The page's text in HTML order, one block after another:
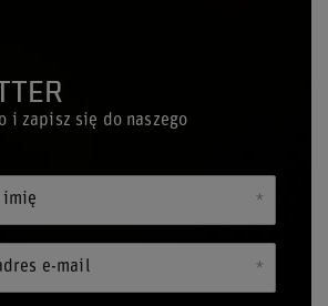
i zapisz się do naszego
imię
e-mail